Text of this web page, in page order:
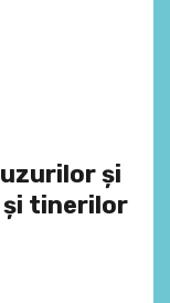
şi
şi tinerilor